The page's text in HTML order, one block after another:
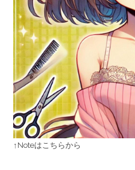
↑Noteはこちらから